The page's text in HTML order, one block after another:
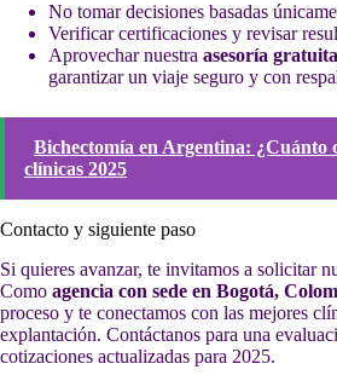
No tomar decisiones basadas
Verificar certificaciones y revisar
Aprovechar nuestra asesoría gratuita
garantizar un viaje seguro y con
Bichectomía en Argentina: ¿Cuánto
clínicas 2025
Contacto y siguiente paso
Si quieres avanzar, te invitamos a solicitar
Como agencia con sede en Bogotá,
proceso y te conectamos con las mejores
explantación. Contáctanos para una
cotizaciones actualizadas para 2025.